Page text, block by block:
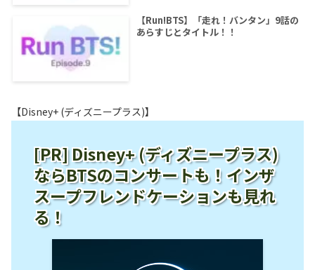
【Run!BTS】「走れ！バンタン」9話の
あらすじとタイトル！！
【Disney+ (ディズニープラス)】
[PR] Disney+ (ディズニープラス)
ならBTSのコンサートも！インザ
スープフレンドケーションも見れ
る！